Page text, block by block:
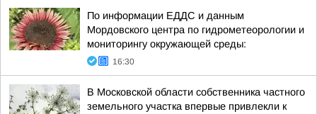
По информации ЕДДС и данным
Мордовского центра по гидрометеорологии и
мониторингу окружающей среды:
16:30
В Московской области собственника частного
земельного участка впервые привлекли к